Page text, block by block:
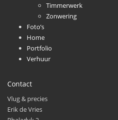
Timmerwerk
Zonwering
Foto’s
Home
Portfolio
Verhuur
Contact
Vlug & precies
Erik de Vries